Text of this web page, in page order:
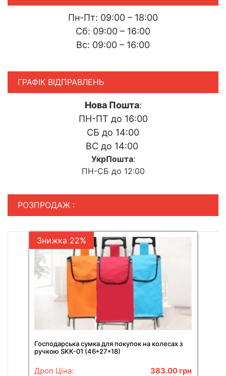
Пн-Пт: 09:00 – 18:00
Сб: 09:00 – 16:00
Вс: 09:00 – 16:00
ГРАФІК ВІДПРАВЛЕНЬ
Нова Пошта:
ПН-ПТ до 16:00
СБ до 14:00
ВС до 14:00
УкрПошта:
ПН-СБ до 12:00
РОЗПРОДАЖ :
Знижка 22%
Господарська сумка для покупок на колесах з
ручкою SKK-01 (46*27*18)
Дроп Ціна: 383.00 грн